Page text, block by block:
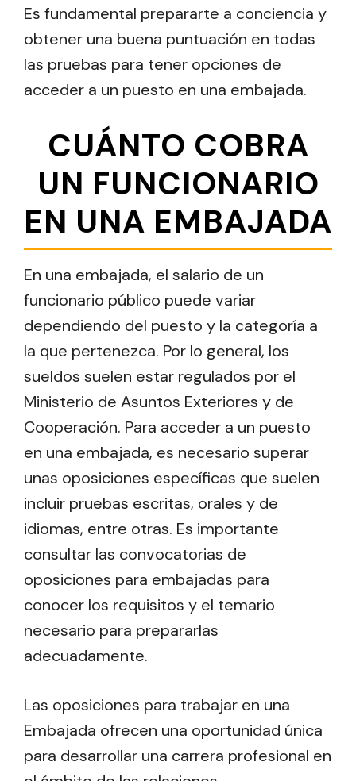
Es fundamental prepararte a conciencia y
obtener una buena puntuación en todas
las pruebas para tener opciones de
acceder a un puesto en una embajada.
CUÁNTO COBRA
UN FUNCIONARIO
EN UNA EMBAJADA
En una embajada, el salario de un
funcionario público puede variar
dependiendo del puesto y la categoría a
la que pertenezca. Por lo general, los
sueldos suelen estar regulados por el
Ministerio de Asuntos Exteriores y de
Cooperación. Para acceder a un puesto
en una embajada, es necesario superar
unas oposiciones específicas que suelen
incluir pruebas escritas, orales y de
idiomas, entre otras. Es importante
consultar las convocatorias de
oposiciones para embajadas para
conocer los requisitos y el temario
necesario para prepararlas
adecuadamente.
Las oposiciones para trabajar en una
Embajada ofrecen una oportunidad única
para desarrollar una carrera profesional en